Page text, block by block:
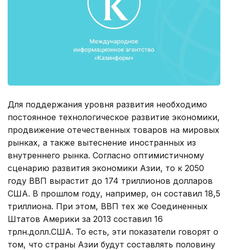
Для поддержания уровня развития необходимо
постоянное технологическое развитие экономики,
продвижение отечественных товаров на мировых
рынках, а также вытеснение иностранных из
внутреннего рынка. Согласно оптимистичному
сценарию развития экономики Азии, то к 2050
году ВВП вырастит до 174 триллионов долларов
США. В прошлом году, например, он составил 18,5
триллиона. При этом, ВВП тех же Соединенных
Штатов Америки за 2013 составил 16
трлн.долл.США. То есть, эти показатели говорят о
том, что страны Азии будут составлять половину